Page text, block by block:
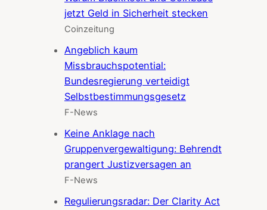
jetzt Geld in Sicherheit stecken
Coinzeitung
Angeblich kaum
Missbrauchspotential:
Bundesregierung verteidigt
Selbstbestimmungsgesetz
F-News
Keine Anklage nach
Gruppenvergewaltigung: Behrendt
prangert Justizversagen an
F-News
Regulierungsradar: Der Clarity Act